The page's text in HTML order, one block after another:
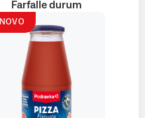
Farfalle durum
NOVO